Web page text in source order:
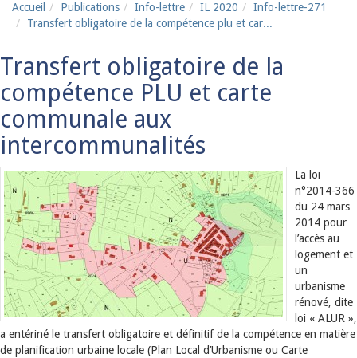
Accueil Publications Info-lettre IL 2020
Info-lettre-271
Transfert obligatoire de la compétence plu et car...
Transfert obligatoire de la
compétence PLU et carte
communale aux
intercommunalités
La loi
n°2014-366
du 24 mars
2014 pour
l’accès au
logement et
un
urbanisme
rénové, dite
loi « ALUR »,
a entériné le transfert obligatoire et définitif de la compétence en matière
de planification urbaine locale (Plan Local d’Urbanisme ou Carte